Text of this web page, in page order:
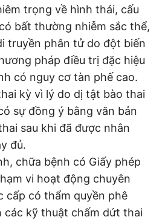
trọng về hình thái, cấu
bất thường nhiễm sắc thể,
truyền phân tử do đột biến
pháp điều trị đặc hiệu
có nguy cơ tàn phế cao.
kỳ vì lý do dị tật bào thai
sự đồng ý bằng văn bản
sau khi đã được nhân
đủ.
chữa bệnh có Giấy phép
vi hoạt động chuyên
cấp có thẩm quyền phê
các kỹ thuật chấm dứt thai